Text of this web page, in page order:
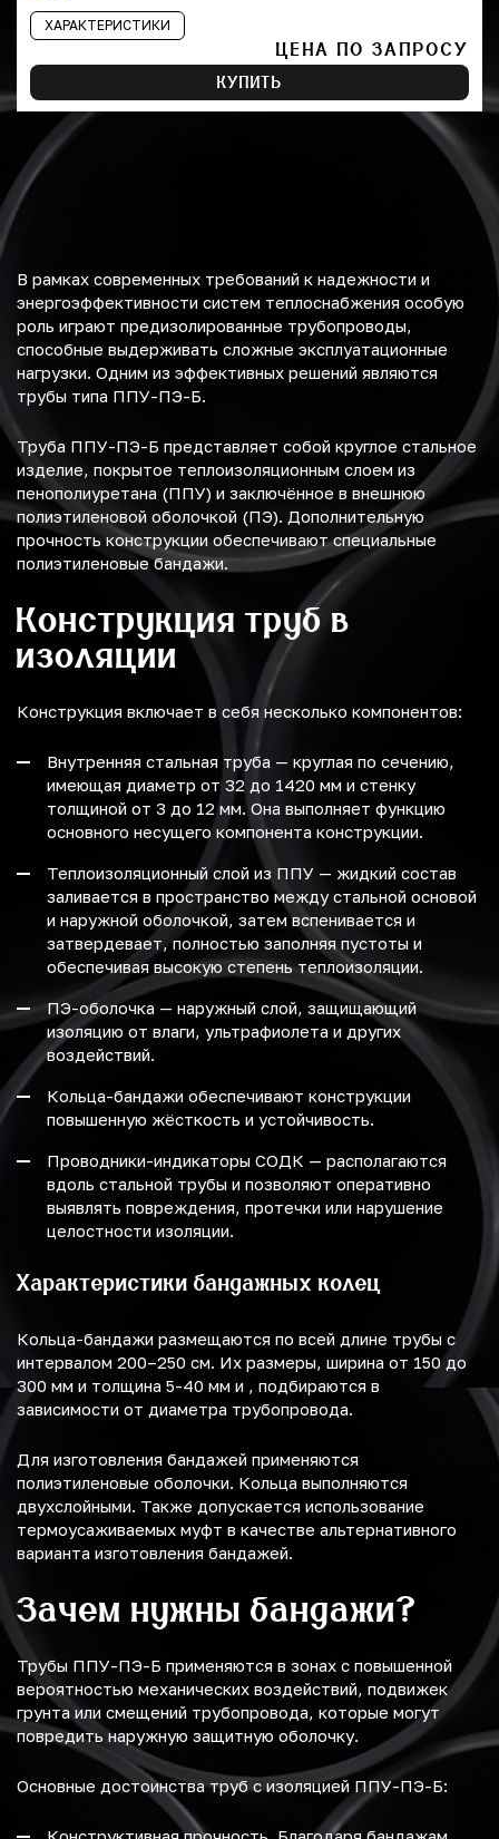
ХАРАКТЕРИСТИКИ
ЦЕНА ПО ЗАПРОСУ
КУПИТЬ
В рамках современных требований к надежности и
энергоэффективности систем теплоснабжения особую
роль играют предизолированные трубопроводы,
способные выдерживать сложные эксплуатационные
нагрузки. Одним из эффективных решений являются
трубы типа ППУ-ПЭ-Б.
Труба ППУ-ПЭ-Б представляет собой круглое стальное
изделие, покрытое теплоизоляционным слоем из
пенополиуретана (ППУ) и заключённое в внешнюю
полиэтиленовой оболочкой (ПЭ). Дополнительную
прочность конструкции обеспечивают специальные
полиэтиленовые бандажи.
Конструкция труб в
изоляции
Конструкция включает в себя несколько компонентов:
Внутренняя стальная труба — круглая по сечению,
имеющая диаметр от 32 до 1420 мм и стенку
толщиной от 3 до 12 мм. Она выполняет функцию
основного несущего компонента конструкции.
Теплоизоляционный слой из ППУ — жидкий состав
заливается в пространство между стальной основой
и наружной оболочкой, затем вспенивается и
затвердевает, полностью заполняя пустоты и
обеспечивая высокую степень теплоизоляции.
ПЭ-оболочка — наружный слой, защищающий
изоляцию от влаги, ультрафиолета и других
воздействий.
Кольца-бандажи обеспечивают конструкции
повышенную жёсткость и устойчивость.
Проводники-индикаторы СОДК — располагаются
вдоль стальной трубы и позволяют оперативно
выявлять повреждения, протечки или нарушение
целостности изоляции.
Характеристики бандажных колец
Кольца-бандажи размещаются по всей длине трубы с
интервалом 200–250 см. Их размеры, ширина от 150 до
300 мм и толщина 5-40 мм и , подбираются в
зависимости от диаметра трубопровода.
Для изготовления бандажей применяются
полиэтиленовые оболочки. Кольца выполняются
двухслойными. Также допускается использование
термоусаживаемых муфт в качестве альтернативного
варианта изготовления бандажей.
Зачем нужны бандажи?
Трубы ППУ-ПЭ-Б применяются в зонах с повышенной
вероятностью механических воздействий, подвижек
грунта или смещений трубопровода, которые могут
повредить наружную защитную оболочку.
Основные достоинства труб с изоляцией ППУ-ПЭ-Б: